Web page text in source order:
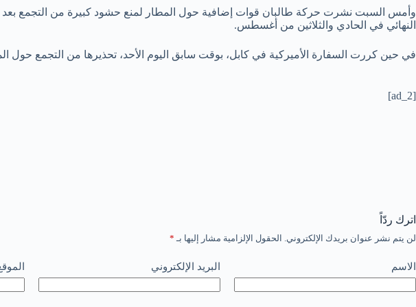
وأمس السبت نشرت حركة طالبان قوات إضافية حول المطار لمنع حشود كبيرة من التجمع بعد
النهائي في الحادي والثلاثين من أغسطس.
في حين كررت السفارة الأميركية في كابل، بوقت سابق اليوم الأحد، تحذيرها من التجمع
[ad_2]
اترك ردّاً
لن يتم نشر عنوان بريدك الإلكتروني. الحقول الإلزامية مشار إليها بـ *
الاسم البريد الإلكتروني